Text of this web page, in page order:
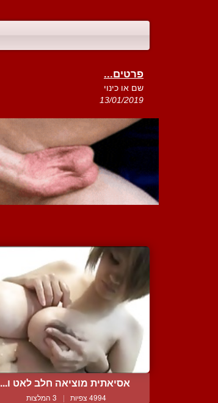
פרטים...
שם או כינוי
13/01/2019
אסיאתית מוציאה חלב לאט ו...
4994 צפיות | 3 המלצות